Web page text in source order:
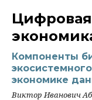
Цифровая
Компоненты
экономике
Виктор Иванович